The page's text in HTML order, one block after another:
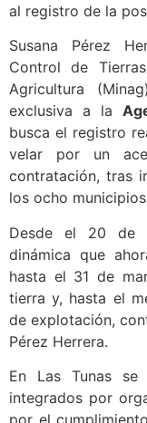
al registro de la
Susana Pérez
Control de
Agricultura
exclusiva a la
busca el registro
velar por un
contratación, tras
los ocho
Desde el 20 de
dinámica que
hasta el 31 de
tierra y, hasta el
de explotación,
Pérez Herrera.
En Las Tunas se
integrados por